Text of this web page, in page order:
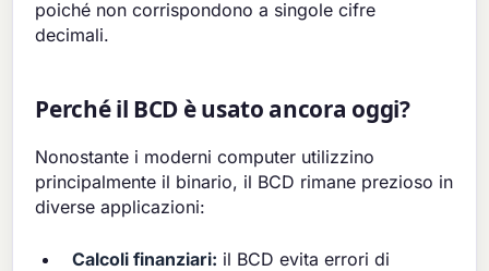
poiché non corrispondono a singole cifre
decimali.
Perché il BCD è usato ancora oggi?
Nonostante i moderni computer utilizzino
principalmente il binario, il BCD rimane prezioso in
diverse applicazioni:
Calcoli finanziari: il BCD evita errori di